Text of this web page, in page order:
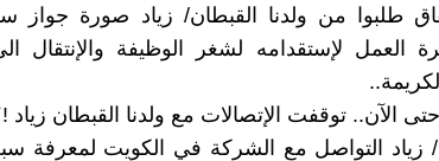
طلبوا من ولدنا القبطان/ زياد صورة جواز
العمل لإستقدامه لشغر الوظيفة والإنتقال
زياد التواصل مع الشركة في الكويت لمعرفة